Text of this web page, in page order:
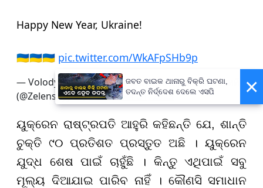
Happy New Year, Ukraine!
🇺🇦🇺🇦🇺🇦 pic.twitter.com/WkAFpSHb9p
— Volodymyr Zelenskyy / Володимир Зеленський
(@ZelenskyyUa)December 31, 2025
ୟୁକ୍ରେନ ରାଷ୍ଟ୍ରପତି ଆହୁରି କହିଛନ୍ତି ଯେ, ଶାନ୍ତି
ଚୁକ୍ତି ୯୦ ପ୍ରତିଶତ ପ୍ରସ୍ତୁତ ଅଛି । ୟୁକ୍ରେନ
ଯୁଦ୍ଧ ଶେଷ ପାଇଁ ଚାହୁଁଛି । କିନ୍ତୁ ଏଥିପାଇଁ ସବୁ
ମୂଲ୍ୟ ଦିଆଯାଇ ପାରିବ ନାହିଁ । କୌଣସି ସମାଧାନ
×
ଜବତ ବାଇକ ଥାନାରୁ ବିକ୍ରି ଘଟଣା,
ତଦନ୍ତ ନିର୍ଦ୍ଦେଶ ଦେଲେ ଏସପି